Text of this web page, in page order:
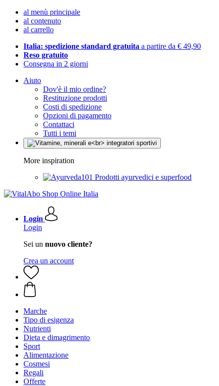
al menù principale
al contenuto
al carrello
Italia: spedizione standard gratuita a partire da € 49,90
Reso gratuito
Consegna in 2 giorni
Aiuto
Dov'è il mio ordine?
Restituzione prodotti
Costi di spedizione
Opzioni di pagamento
Contattaci
Tutti i temi
More inspiration
Prodotti ayurvedici e superfood
Login
Login
Sei un nuovo cliente?
Crea un account
Marche
Tipo di esigenza
Nutrienti
Dieta e dimagrimento
Sport
Alimentazione
Cosmesi
Regali
Offerte